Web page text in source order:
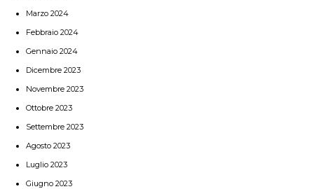
Marzo 2024
Febbraio 2024
Gennaio 2024
Dicembre 2023
Novembre 2023
Ottobre 2023
Settembre 2023
Agosto 2023
Luglio 2023
Giugno 2023